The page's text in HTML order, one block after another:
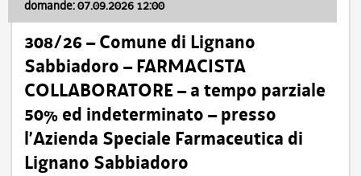
domande: 07.09.2026 12:00
308/26 – Comune di Lignano
Sabbiadoro – FARMACISTA
COLLABORATORE – a tempo parziale
50% ed indeterminato – presso
l’Azienda Speciale Farmaceutica di
Lignano Sabbiadoro